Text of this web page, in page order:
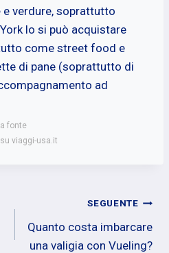
verdure, soprattutto
lo si può acquistare
come street food e
di pane (soprattutto di
ad
fonte
viaggi-usa.it
SEGUENTE
Quanto costa imbarcare
una valigia con Vueling?